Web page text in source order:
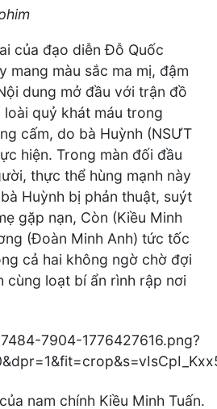
của đạo diễn Đỗ Quốc
mang màu sắc ma mị, đậm
dung mở đầu với trận đồ
quỷ khát máu trong
cấm, do bà Huỳnh (NSƯT
hiện. Trong màn đối đầu
thực thể hùng mạnh này
Huỳnh bị phản thuật, suýt
gặp nạn, Còn (Kiều Minh
(Đoàn Minh Anh) tức tốc
cả hai không ngờ chờ đợi
cùng loạt bí ẩn rình rập nơi
nam chính Kiều Minh Tuấn.